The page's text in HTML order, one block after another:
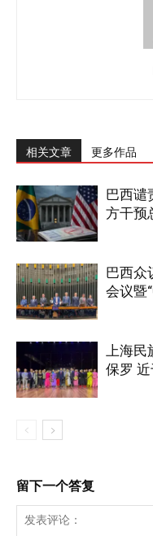
相关文章 更多作品
巴西谴
方干预
巴西众
会议暨
上海
保罗
留下一个答复